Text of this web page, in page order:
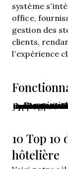
système
office,
gestion des
clients,
l’expérience
Fonctionnalités
Prévision de la demande, optimisation des tarifs, contrôle des stocks, suivi des tarifs des concurrents, rapports et analyses, tarification dynamique, mises à jour automatisées des tarifs, gestion des canaux
10 Top
hôtelière